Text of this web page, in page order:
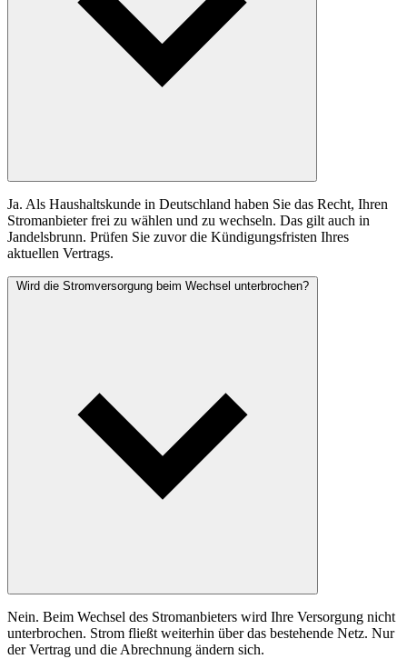
Ja. Als Haushaltskunde in Deutschland haben Sie das Recht, Ihren
Stromanbieter frei zu wählen und zu wechseln. Das gilt auch in
Jandelsbrunn. Prüfen Sie zuvor die Kündigungsfristen Ihres
aktuellen Vertrags.
Wird die Stromversorgung beim Wechsel unterbrochen?
Nein. Beim Wechsel des Stromanbieters wird Ihre Versorgung nicht
unterbrochen. Strom fließt weiterhin über das bestehende Netz. Nur
der Vertrag und die Abrechnung ändern sich.